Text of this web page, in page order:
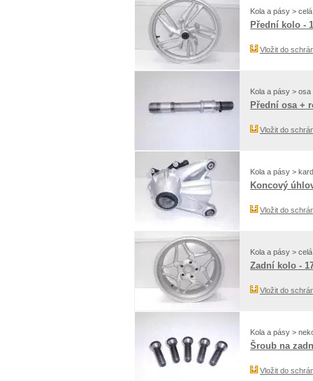
Kola a pásy >
Přední kolo -
Vložit do
Kola a pásy > osa
Přední osa +
Vložit do
Kola a pásy >
Koncový
Vložit do
Kola a pásy >
Zadní kolo -
Vložit do
Kola a pásy >
Šroub na
Vložit do